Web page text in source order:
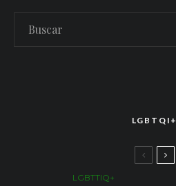
LGBTQI+
LGBTTIQ+